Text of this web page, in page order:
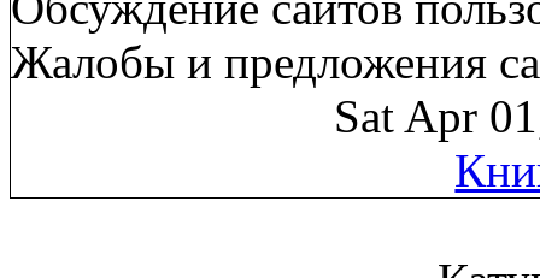
Жалобы и предложения
Sat Apr